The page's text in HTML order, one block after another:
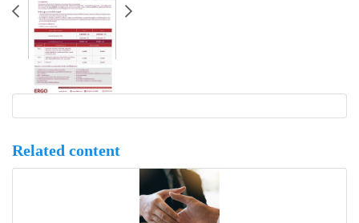
Related content